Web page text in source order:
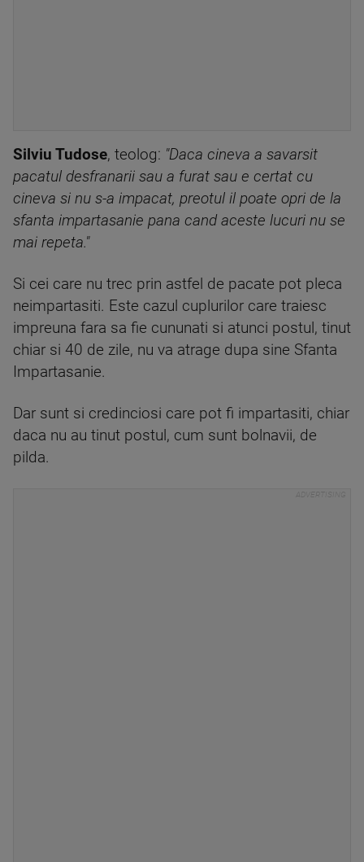
Silviu Tudose, teolog: "Daca cineva a savarsit
pacatul desfranarii sau a furat sau e certat cu
cineva si nu s-a impacat, preotul il poate opri de la
sfanta impartasanie pana cand aceste lucuri nu se
mai repeta."
Si cei care nu trec prin astfel de pacate pot pleca
neimpartasiti. Este cazul cuplurilor care traiesc
impreuna fara sa fie cununati si atunci postul, tinut
chiar si 40 de zile, nu va atrage dupa sine Sfanta
Impartasanie.
Dar sunt si credinciosi care pot fi impartasiti, chiar
daca nu au tinut postul, cum sunt bolnavii, de
pilda.